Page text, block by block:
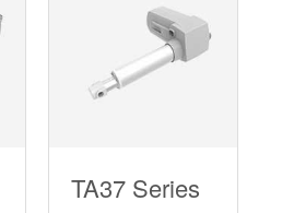
TA37 Series